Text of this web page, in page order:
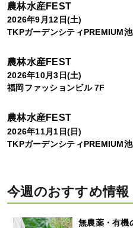
農林水産FEST
2026年9月12日(土)
TKPガーデンシティPREMIUM
農林水産FEST
2026年10月3日(土)
福岡ファッションビル 7F
農林水産FEST
2026年11月1日(日)
TKPガーデンシティPREMIUM
今週のおすすめ情報
無農薬・有機